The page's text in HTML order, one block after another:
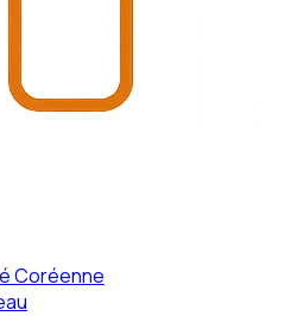
Coréenne